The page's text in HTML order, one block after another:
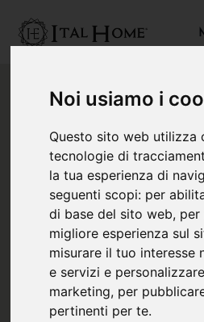
Noi usiamo i
Questo sito web utilizza
tecnologie di
la tua esperienza di
seguenti scopi: per
di base del sito web, per
migliore esperienza sul
misurare il tuo interesse
e servizi e
marketing, per
pertinenti per te.